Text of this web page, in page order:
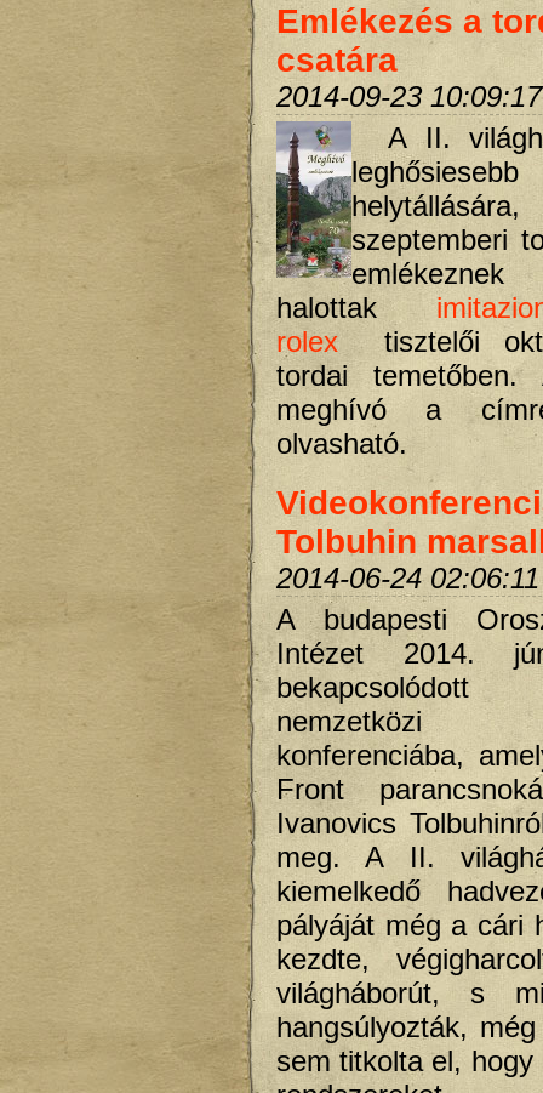
Emlékezés a
csatára
2014-09-23 10:09:17
A II.
szeptemberi
halottak
rolex tisztelői
tordai temetőben.
meghívó a
olvasható.
Tolbuhin
2014-06-24 02:06:11
A budapesti
Intézet 2014.
nemzetközi
konferenciába,
Front
Ivanovics
meg. A II.
kiemelkedő
pályáját még a cári
kezdte,
világháborút, s
hangsúlyozták,
sem titkolta el, hogy